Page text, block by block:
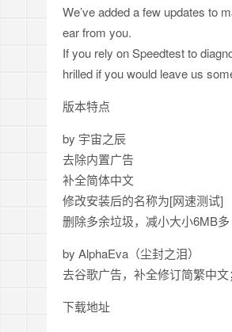
We’ve added a few updates to
ear from you.
If you rely on Speedtest to
hrilled if you would leave us
版本特点
by 宇宙之辰
去除内置广告
补全简体中文
修改安装后的名称为[网速测试]
删除多余垃圾，减小大小6MB多
by AlphaEva（尘封之泪）
去谷歌广告，补全修订简繁中文；
下载地址